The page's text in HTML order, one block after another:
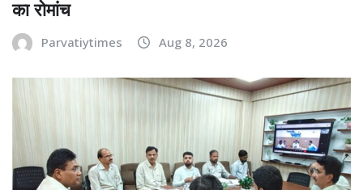
का रोमांच
Parvatiytimes Aug 8, 2026